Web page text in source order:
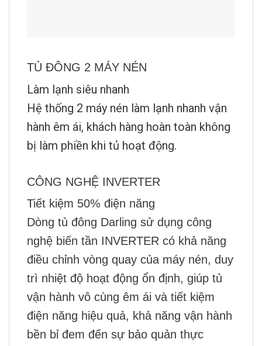
TỦ ĐÔNG 2 MÁY NÉN
Làm lạnh siêu nhanh
Hệ thống 2 máy nén làm lạnh nhanh vận
hành êm ái, khách hàng hoàn toàn không
bị làm phiền khi tủ hoạt động.
CÔNG NGHỆ INVERTER
Tiết kiệm 50% điện năng
Dòng tủ đông Darling sử dụng công
nghệ biến tần INVERTER có khả năng
điều chỉnh vòng quay của máy nén, duy
trì nhiệt độ hoạt động ổn định, giúp tủ
vận hành vô cùng êm ái và tiết kiệm
điện năng hiệu quả, khả năng vận hành
bền bỉ đem đến sự bảo quản thực